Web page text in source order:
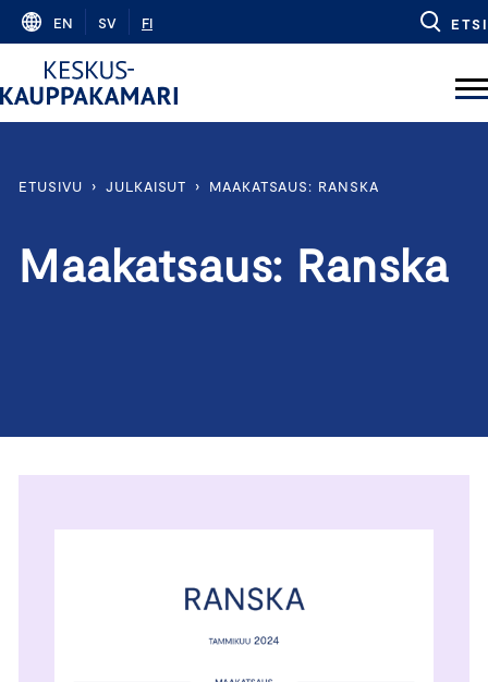
Skip
content
EN SV FI ETSI
ETUSIVU › JULKAISUT › MAAKATSAUS: RANSKA
Maakatsaus: Ranska